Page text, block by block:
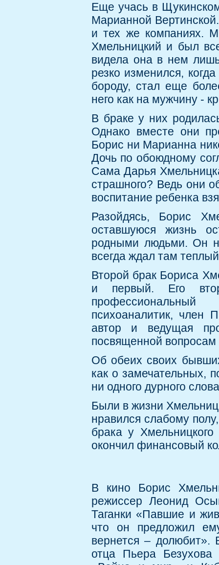
Еще учась в
Марианной
и тех же компаниях.
Хмельницкий и был
видела она в нем
резко изменился,
бороду, стал еще
него как на мужчину -
В браке у них
Однако вместе они
Борис ни Марианна
Дочь по обоюдному
Сама Дарья
страшного? Ведь они
воспитание ребенка
Разойдясь, Борис
оставшуюся жизнь
родными людьми. Он
всегда ждал там
Второй брак Бориса
и первый. Его
профессиональный
психоаналитик, член
автор и ведущая
посвященной вопросам
Об обеих своих
как о замечательных,
ни одного дурного
Были в жизни
нравился слабому
брака у
окончил финансовый
В кино Борис
режиссер Леонид
Таганки «Павшие и
что он предложил
вернется – долюбит».
отца Пьера Безухова